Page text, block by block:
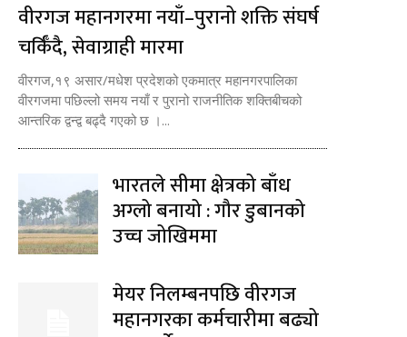
वीरगज महानगरमा नयाँ–पुरानो शक्ति संघर्ष
चर्किँदै, सेवाग्राही मारमा
वीरगज,१९ असार/मधेश प्रदेशको एकमात्र महानगरपालिका
वीरगजमा पछिल्लो समय नयाँ र पुरानो राजनीतिक शक्तिबीचको
आन्तरिक द्वन्द्व बढ्दै गएको छ ।...
भारतले सीमा क्षेत्रको बाँध
अग्लो बनायो : गौर डुबानको
उच्च जोखिममा
मेयर निलम्बनपछि वीरगज
महानगरका कर्मचारीमा बढ्यो